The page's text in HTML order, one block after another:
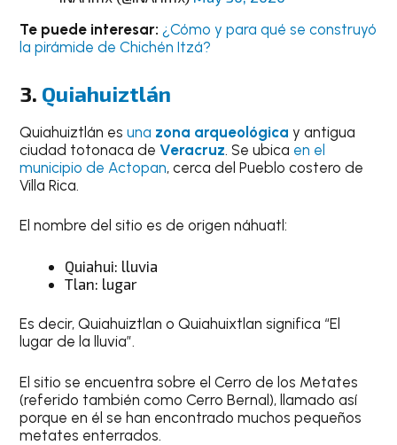
Te puede interesar: ¿Cómo y para qué se construyó
la pirámide de Chichén Itzá?
3. Quiahuiztlán
Quiahuiztlán esuna zona arqueológica y antigua
ciudad totonaca deVeracruz. Se ubica en el
municipio de Actopan, cerca del Pueblo costero de
Villa Rica.
El nombre del sitio es de origen náhuatl:
Quiahui: lluvia
Tlan: lugar
Es decir, Quiahuiztlan o Quiahuixtlan significa “El
lugar de la lluvia”.
El sitio se encuentra sobre el Cerro de los Metates
(referido también como Cerro Bernal), llamado así
porque en él se han encontrado muchos pequeños
metates enterrados.